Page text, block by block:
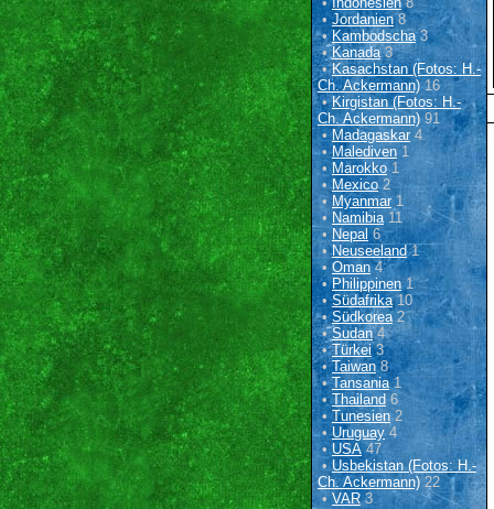
•Jordanien8
•Kambodscha3
•Kanada3
•Kasachstan (Fotos: H.-
Ch. Ackermann)16
•Kirgistan (Fotos: H.-
Ch. Ackermann)91
•Madagaskar 4
•Malediven 1
• Marokko 1
•Mexico2
•Myanmar 1
• Namibia11
• Nepal 6
•Neuseeland1
• Oman4
•Philippinen 1
•Südafrika10
•Südkorea2
•Sudan4
•Türkei3
•Taiwan8
•Tansania1
•Thailand 6
•Tunesien2
•Uruguay 4
•USA47
•Usbekistan (Fotos: H.-
Ch. Ackermann) 22
• VAR3